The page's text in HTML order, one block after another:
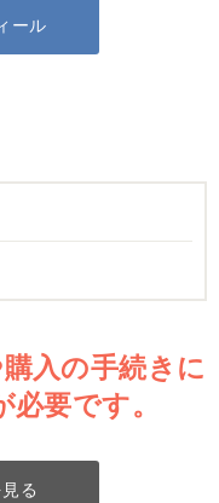
ール
入の手続きに
要です。
る